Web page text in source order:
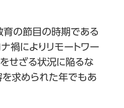
の節目の時期である
禍によりリモートワー
せざる状況に陥るな
求められた年でもあ